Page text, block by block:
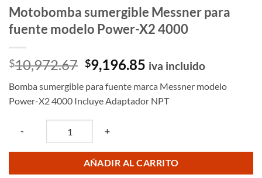
Motobomba sumergible Messner para
fuente modelo Power-X2 4000
$10,972.67 El
precio
original
era:
$10,972.67.
$9,196.85 El
actual
es:
iva incluido
Bomba sumergible para fuente marca Messner modelo
Power-X2 4000 Incluye Adaptador NPT
- +
AÑADIR AL CARRITO